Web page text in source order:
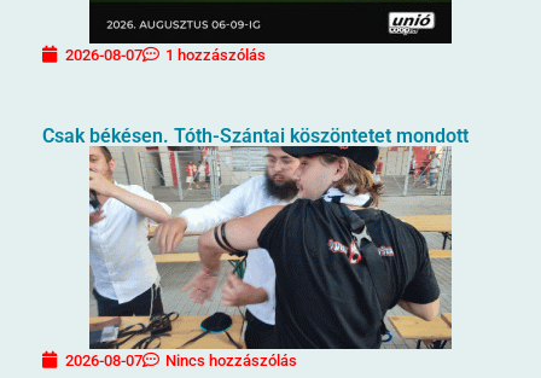
2026-08-07 1 hozzászólás
Csak békésen. Tóth-Szántai köszöntetet mondott
2026-08-07 Nincs hozzászólás